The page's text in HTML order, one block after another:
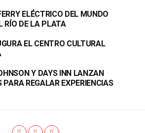
ELÉCTRICO DEL MUNDO
RÍO DE LA PLATA
EL CENTRO CULTURAL
Y DAYS INN LANZAN
PARA REGALAR EXPERIENCIAS